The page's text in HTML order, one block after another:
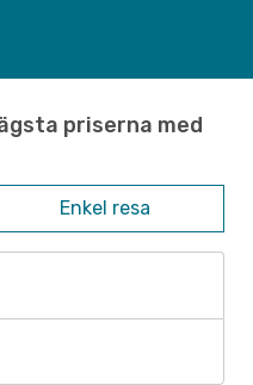
priserna med
Enkel resa